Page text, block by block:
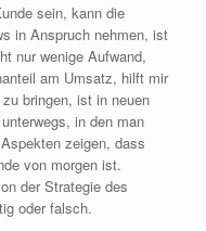
sein, kann die
in Anspruch nehmen, ist
nur wenige Aufwand,
am Umsatz, hilft mir
bringen, ist in neuen
in den man
zeigen, dass
von morgen ist.
der Strategie des
oder falsch.